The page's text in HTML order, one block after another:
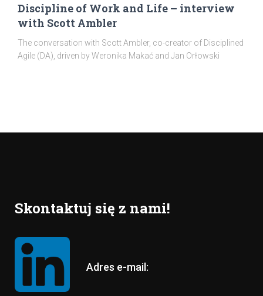
Discipline of Work and Life – interview
with Scott Ambler
The conversation with Scott Ambler, co-creator of Disciplined
Agile (DA), driven by Weronika Makać and Jan Orłowski
Skontaktuj się z nami!
Adres e-mail: